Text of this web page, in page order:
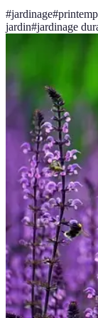
#jardinage#
jardin#jardinage